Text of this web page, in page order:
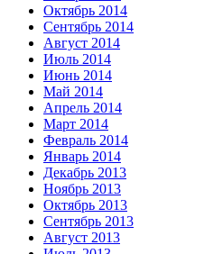
Октябрь 2014
Сентябрь 2014
Август 2014
Июль 2014
Июнь 2014
Май 2014
Апрель 2014
Март 2014
Февраль 2014
Январь 2014
Декабрь 2013
Ноябрь 2013
Октябрь 2013
Сентябрь 2013
Август 2013